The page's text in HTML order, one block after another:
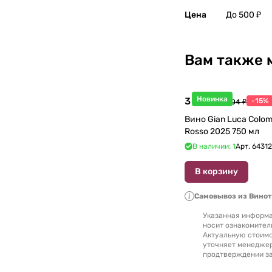
Цена До 500 ₽
Вам также
Новинка
3 998 ₽4 704 ₽ -15%
Вино Gian Luca
Rosso 2025 750 мл
В наличии: 1Арт.
В корзину
Самовывоз из
Указанная
носит
Актуальную
уточняет
продтверждении